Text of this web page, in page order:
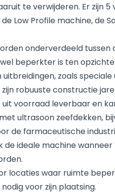
te verwijderen. Er zijn
Low Profile machine,
onderverdeeld
beperkter is ten
zoals
robuuste constructie
voorraad leverbaar en
ultrasoon zeefdekken,
de farmaceutische
de ideale machine
locaties waar ruimte
voor zijn plaatsing.